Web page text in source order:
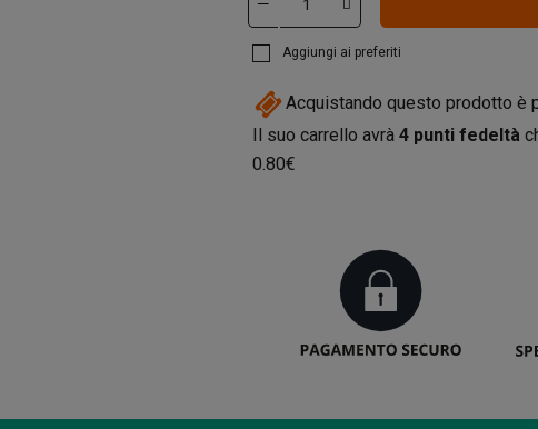
Aggiungi ai preferiti
Acquistando questo prodotto è
Il suo carrello avrà 4 punti fedeltà
0.80€